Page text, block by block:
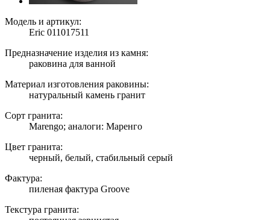
Модель и артикул:
Eric 011017511
Предназначение изделия из камня:
раковина для ванной
Материал изготовления раковины:
натуральный камень гранит
Сорт гранита:
Marengo; аналоги: Маренго
Цвет гранита:
черный, белый, стабильный серый
Фактура:
пиленая фактура Groove
Текстура гранита: